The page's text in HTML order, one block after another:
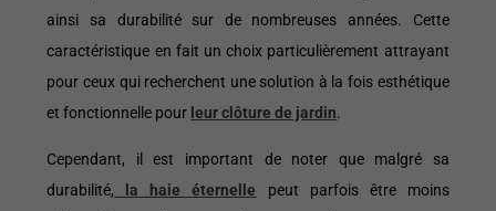
ainsi sa durabilité sur de nombreuses années. Cette
caractéristique en fait un choix particulièrement attrayant
pour ceux qui recherchent une solution à la fois esthétique
et fonctionnelle pour leur clôture de jardin.
Cependant, il est important de noter que malgré sa
durabilité, la haie éternelle peut parfois être moins